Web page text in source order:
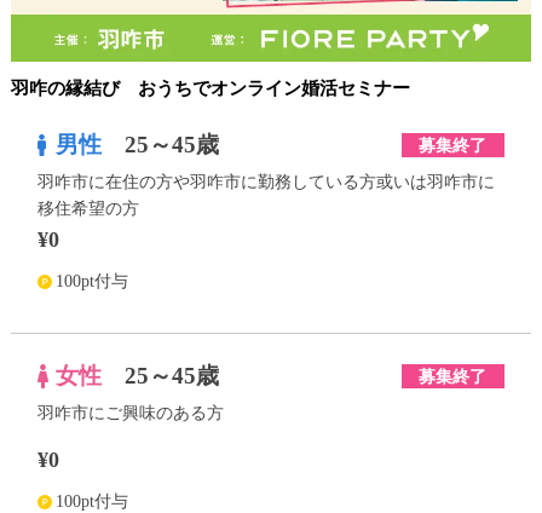
羽咋の縁結び おうちでオンライン婚活セミナー
男性 25～45歳 募集終了
羽咋市に在住の方や羽咋市に勤務している方或いは羽咋市に
移住希望の方
¥0
100pt付与
女性 25～45歳 募集終了
羽咋市にご興味のある方
¥0
100pt付与